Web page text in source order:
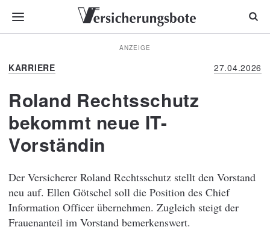
ANZEIGE
KARRIERE 27.04.2026
Roland Rechtsschutz
bekommt neue IT-
Vorständin
Der Versicherer Roland Rechtsschutz stellt den Vorstand
neu auf. Ellen Götschel soll die Position des Chief
Information Officer übernehmen. Zugleich steigt der
Frauenanteil im Vorstand bemerkenswert.